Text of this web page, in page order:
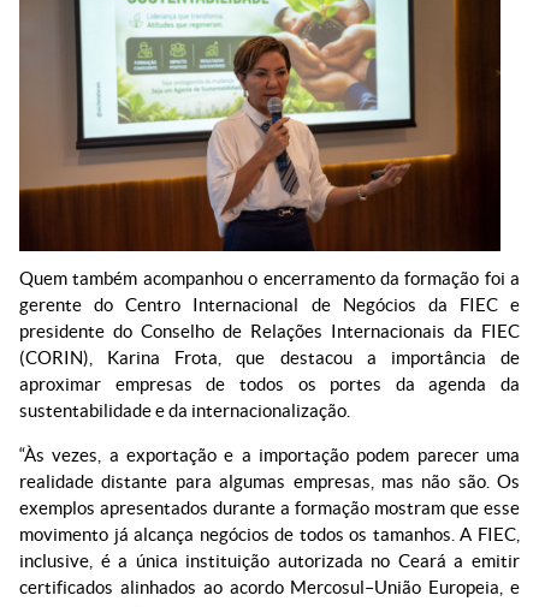
Quem também acompanhou o encerramento da formação foi a
gerente do Centro Internacional de Negócios da FIEC e
presidente do Conselho de Relações Internacionais da FIEC
(CORIN), Karina Frota, que destacou a importância de
aproximar empresas de todos os portes da agenda da
sustentabilidade e da internacionalização.
“Às vezes, a exportação e a importação podem parecer uma
realidade distante para algumas empresas, mas não são. Os
exemplos apresentados durante a formação mostram que esse
movimento já alcança negócios de todos os tamanhos. A FIEC,
inclusive, é a única instituição autorizada no Ceará a emitir
certificados alinhados ao acordo Mercosul–União Europeia, e